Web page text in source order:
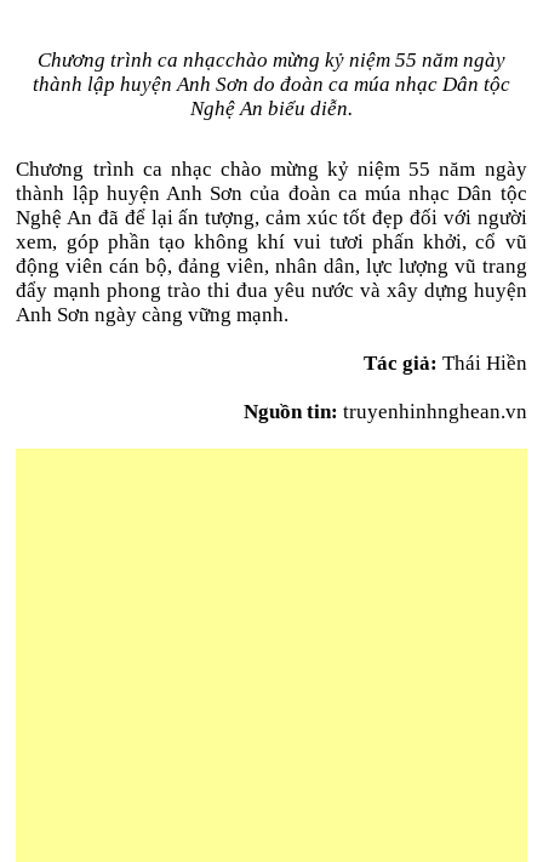
Chương trình ca nhạcchào mừng kỷ niệm 55 năm ngày
thành lập huyện Anh Sơn do đoàn ca múa nhạc Dân tộc
Nghệ An biểu diễn.
Chương trình ca nhạc chào mừng kỷ niệm 55 năm ngày
thành lập huyện Anh Sơn của đoàn ca múa nhạc Dân tộc
Nghệ An đã để lại ấn tượng, cảm xúc tốt đẹp đối với người
xem, góp phần tạo không khí vui tươi phấn khởi, cổ vũ
động viên cán bộ, đảng viên, nhân dân, lực lượng vũ trang
đẩy mạnh phong trào thi đua yêu nước và xây dựng huyện
Anh Sơn ngày càng vững mạnh.
Tác giả: Thái Hiền
Nguồn tin: truyenhinhnghean.vn